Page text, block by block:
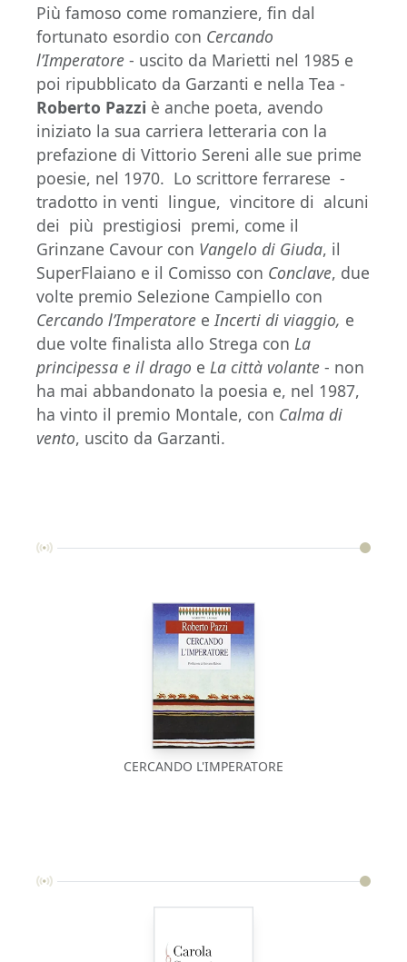
Più famoso come romanziere, fin dal
fortunato esordio con Cercando
l’Imperatore - uscito da Marietti nel 1985 e
poi ripubblicato da Garzanti e nella Tea -
Roberto Pazzi è anche poeta, avendo
iniziato la sua carriera letteraria con la
prefazione di Vittorio Sereni alle sue prime
poesie, nel 1970. Lo scrittore ferrarese -
tradotto in venti lingue, vincitore di alcuni
dei più prestigiosi premi, come il
Grinzane Cavour con Vangelo di Giuda, il
SuperFlaiano e il Comisso con Conclave, due
volte premio Selezione Campiello con
Cercando l’Imperatore eIncerti di viaggio, e
due volte finalista allo Strega con La
principessa e il drago e La città volante - non
ha mai abbandonato la poesia e, nel 1987,
ha vinto il premio Montale, con Calma di
vento, uscito da Garzanti.
CERCANDO L'IMPERATORE